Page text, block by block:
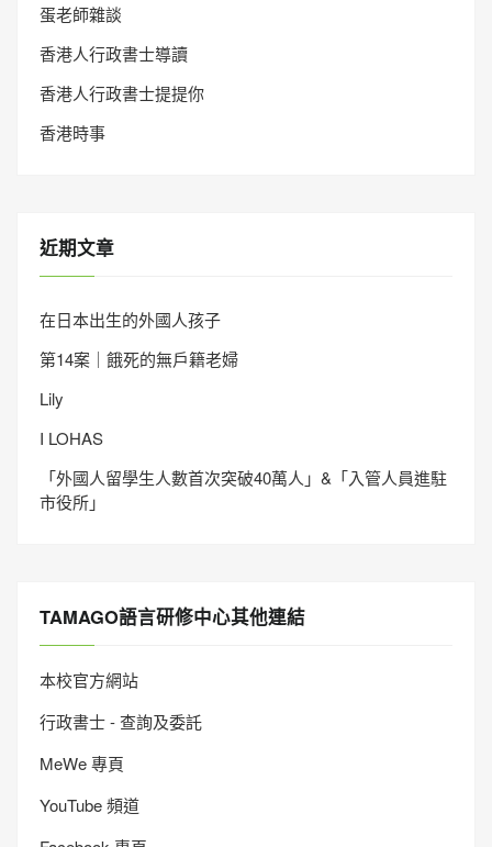
蛋老師雜談
香港人行政書士導讀
香港人行政書士提提你
香港時事
近期文章
在日本出生的外國人孩子
第14案｜餓死的無戶籍老婦
Lily
I LOHAS
「外國人留學生人數首次突破40萬人」&「入管人員進駐
市役所」
TAMAGO語言研修中心其他連結
本校官方網站
行政書士 - 查詢及委託
MeWe 專頁
YouTube 頻道